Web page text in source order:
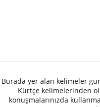
Burada yer alan kelimeler
Kürtçe kelimelerinden
konuşmalarınızda